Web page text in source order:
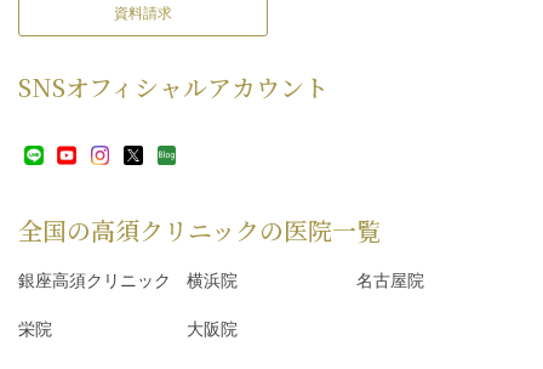
資料請求
SNSオフィシャルアカウント
全国の高須クリニックの医院一覧
銀座高須クリニック 横浜院 名古屋院
栄院 大阪院